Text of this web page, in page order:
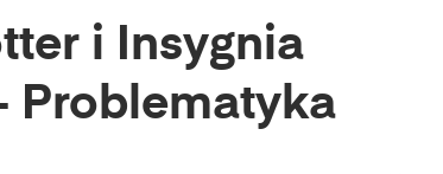
i Insygnia
Problematyka